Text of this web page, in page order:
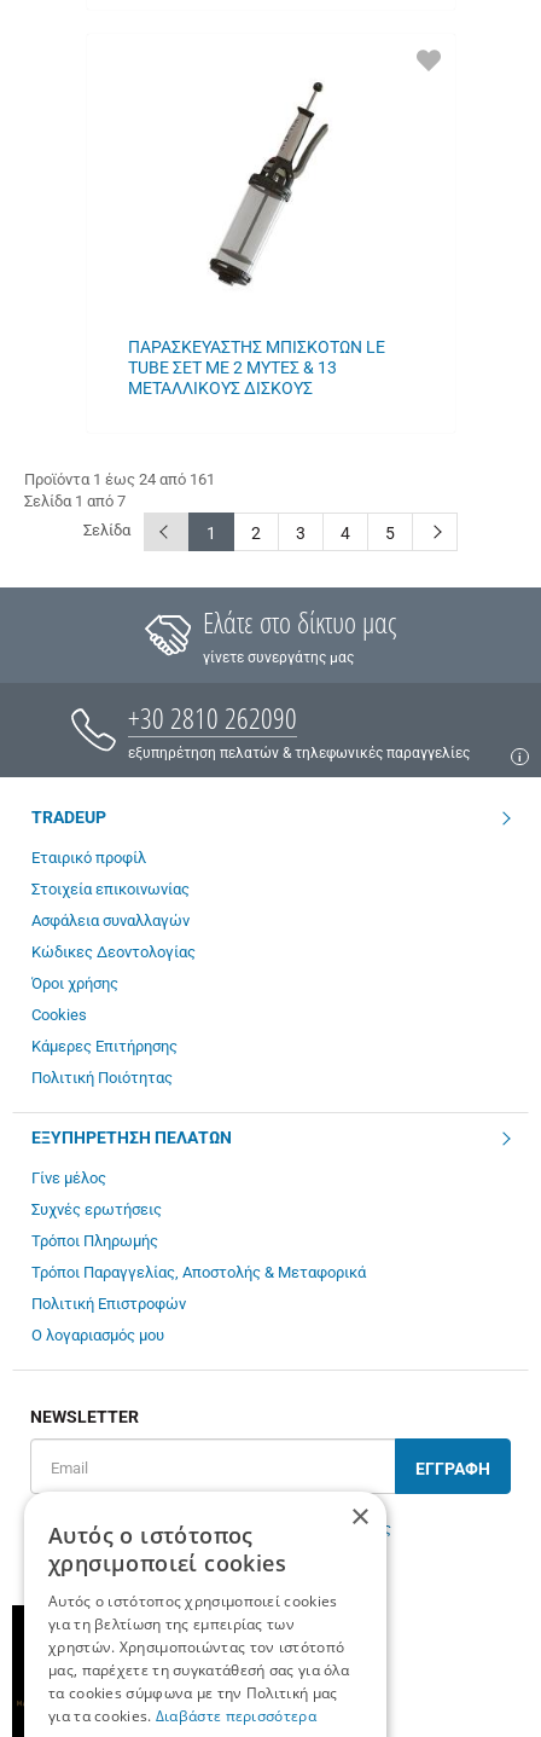
ΠΑΡΑΣΚΕΥΑΣΤΗΣ ΜΠΙΣΚΟΤΩΝ LE
TUBE ΣΕΤ ΜΕ 2 ΜΥΤΕΣ & 13
ΜΕΤΑΛΛΙΚΟΥΣ ΔΙΣΚΟΥΣ
ΠΡΟΣΘΗΚΗ
Προϊόντα 1 έως 24 από 161
Σελίδα 1 από 7
Σελίδα
button.prev
1 2 3 4 5 button.next
Ελάτε στο δίκτυο μας
γίνετε συνεργάτης μας
+30 2810 262090
εξυπηρέτηση πελατών & τηλεφωνικές παραγγελίες
TRADEUP
Εταιρικό προφίλ
Στοιχεία επικοινωνίας
Ασφάλεια συναλλαγών
Κώδικες Δεοντολογίας
Όροι χρήσης
Cookies
Κάμερες Επιτήρησης
Πολιτική Ποιότητας
ΕΞΥΠΗΡΕΤΗΣΗ ΠΕΛΑΤΩΝ
Γίνε μέλος
Συχνές ερωτήσεις
Τρόποι Πληρωμής
Τρόποι Παραγγελίας, Αποστολής & Μεταφορικά
Πολιτική Επιστροφών
Ο λογαριασμός μου
NEWSLETTER
ΕΓΓΡΑΦΗ
Έχω διαβάσει κι αποδέχομαι τους όρους χρήσης
×
Αυτός ο ιστότοπος
χρησιμοποιεί cookies
Αυτός ο ιστότοπος χρησιμοποιεί cookies
για τη βελτίωση της εμπειρίας των
χρηστών. Χρησιμοποιώντας τον ιστότοπό
μας, παρέχετε τη συγκατάθεσή σας για όλα
τα cookies σύμφωνα με την Πολιτική μας
για τα cookies. Διαβάστε περισσότερα